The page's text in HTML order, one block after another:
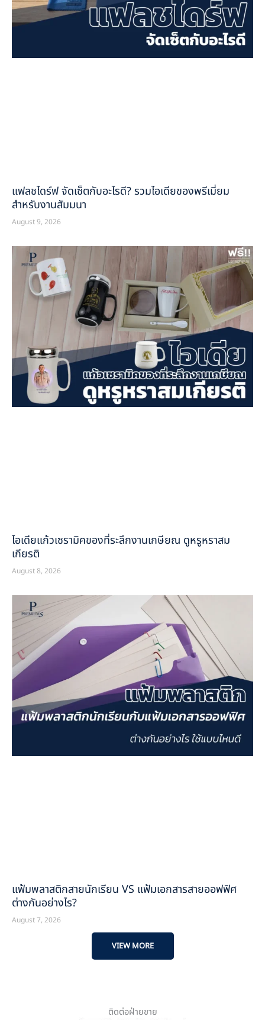
แฟลชไดร์ฟ จัดเซ็ตกับอะไรดี? รวมไอเดียของพรีเมี่ยม
สำหรับงานสัมมนา
August 9, 2026
ไอเดียแก้วเซรามิคของที่ระลึกงานเกษียณ ดูหรูหราสม
เกียรติ
August 8, 2026
แฟ้มพลาสติกสายนักเรียน VS แฟ้มเอกสารสายออฟฟิศ
ต่างกันอย่างไร?
August 7, 2026
VIEW MORE
ติดต่อฝ่ายขาย